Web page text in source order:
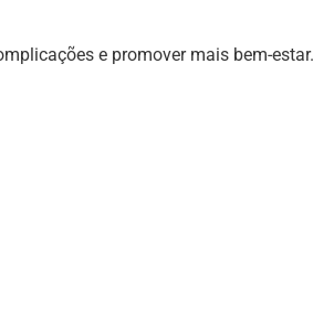
e promover mais bem-estar.